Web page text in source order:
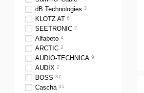
dB Technologies 3
KLOTZ AT 6
SEETRONIC 2
Alfabeto 4
ARCTIC 2
AUDIO-TECHNICA 9
AUDIX 2
BOSS 37
Cascha 35